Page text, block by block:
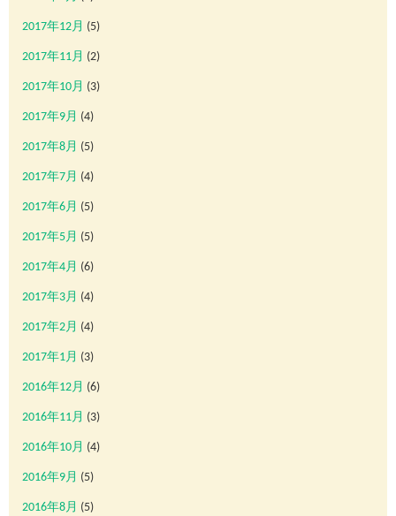
2017年12月 (5)
2017年11月 (2)
2017年10月 (3)
2017年9月 (4)
2017年8月 (5)
2017年7月 (4)
2017年6月 (5)
2017年5月 (5)
2017年4月 (6)
2017年3月 (4)
2017年2月 (4)
2017年1月 (3)
2016年12月 (6)
2016年11月 (3)
2016年10月 (4)
2016年9月 (5)
2016年8月 (5)